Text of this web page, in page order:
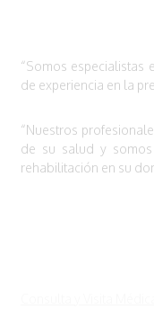
“Somos especialistas
de experiencia en la
“Nuestros
de su salud y
rehabilitación en su